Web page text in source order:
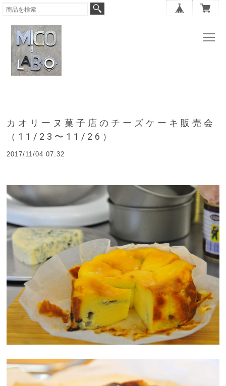
カオリーヌ菓子店のチーズケーキ販売会
（11/23〜11/26）
2017/11/04 07:32